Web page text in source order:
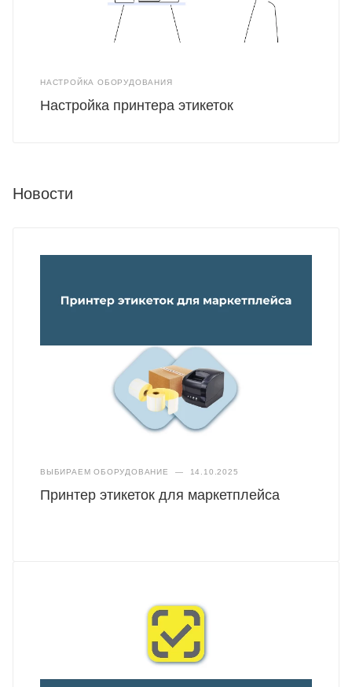
НАСТРОЙКА ОБОРУДОВАНИЯ
Настройка принтера этикеток
Новости
ВЫБИРАЕМ ОБОРУДОВАНИЕ — 14.10.2025
Принтер этикеток для маркетплейса